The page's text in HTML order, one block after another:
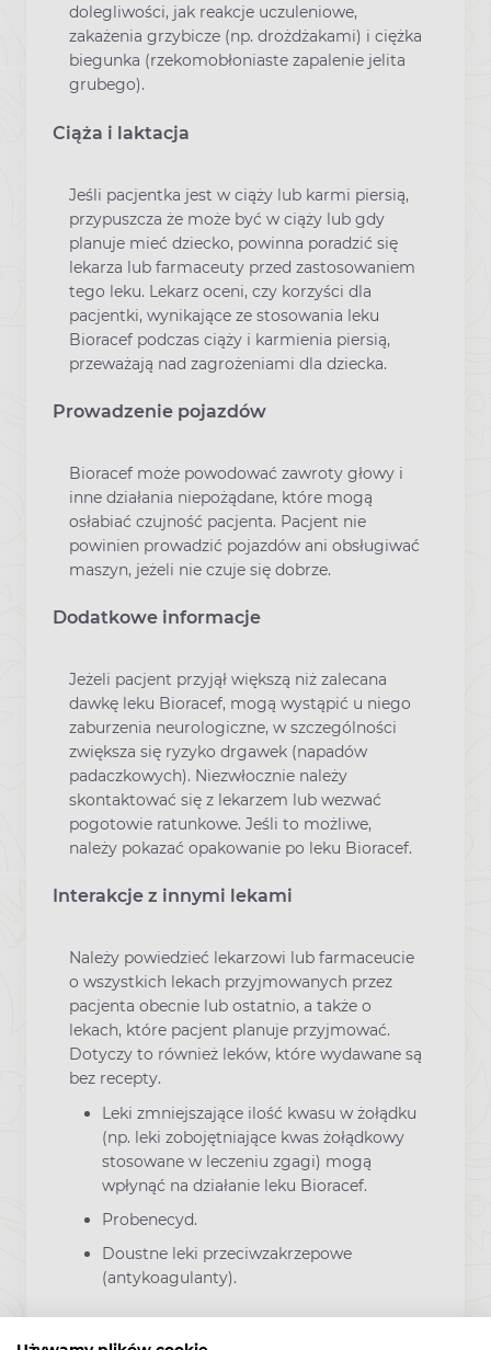
dolegliwości, jak reakcje uczuleniowe,
zakażenia grzybicze (np. drożdżakami) i ciężka
biegunka (rzekomobłoniaste zapalenie jelita
grubego).
Ciąża i laktacja
Jeśli pacjentka jest w ciąży lub karmi piersią,
przypuszcza że może być w ciąży lub gdy
planuje mieć dziecko, powinna poradzić się
lekarza lub farmaceuty przed zastosowaniem
tego leku. Lekarz oceni, czy korzyści dla
pacjentki, wynikające ze stosowania leku
Bioracef podczas ciąży i karmienia piersią,
przeważają nad zagrożeniami dla dziecka.
Prowadzenie pojazdów
Bioracef może powodować zawroty głowy i
inne działania niepożądane, które mogą
osłabiać czujność pacjenta. Pacjent nie
powinien prowadzić pojazdów ani obsługiwać
maszyn, jeżeli nie czuje się dobrze.
Dodatkowe informacje
Jeżeli pacjent przyjął większą niż zalecana
dawkę leku Bioracef, mogą wystąpić u niego
zaburzenia neurologiczne, w szczególności
zwiększa się ryzyko drgawek (napadów
padaczkowych). Niezwłocznie należy
skontaktować się z lekarzem lub wezwać
pogotowie ratunkowe. Jeśli to możliwe,
należy pokazać opakowanie po leku Bioracef.
Interakcje z innymi lekami
Należy powiedzieć lekarzowi lub farmaceucie
o wszystkich lekach przyjmowanych przez
pacjenta obecnie lub ostatnio, a także o
lekach, które pacjent planuje przyjmować.
Dotyczy to również leków, które wydawane są
bez recepty.
Leki zmniejszające ilość kwasu w żołądku
(np. leki zobojętniające kwas żołądkowy
stosowane w leczeniu zgagi) mogą
wpłynąć na działanie leku Bioracef.
Probenecyd.
Doustne leki przeciwzakrzepowe
(antykoagulanty).
Działania niepożądane